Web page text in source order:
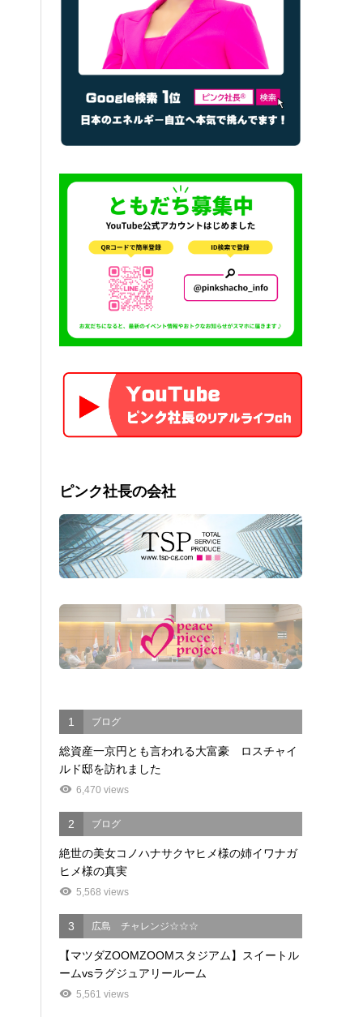
ピンク社長の会社
1 ブログ
総資産一京円とも言われる大富豪 ロスチャイ
ルド邸を訪れました
6,470 views
2 ブログ
絶世の美女コノハナサクヤヒメ様の姉イワナガ
ヒメ様の真実
5,568 views
3 広島 チャレンジ☆☆☆
【マツダZOOMZOOMスタジアム】スイートル
ームvsラグジュアリールーム
5,561 views